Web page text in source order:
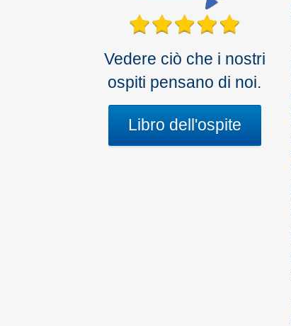
Vedere ciò che i nostri
ospiti pensano di noi.
Libro dell'ospite